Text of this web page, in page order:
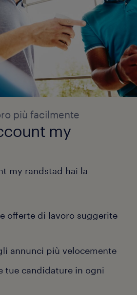
più facilmente
my
my randstad hai la
offerte di lavoro suggerite
annunci più velocemente
tue candidature in ogni